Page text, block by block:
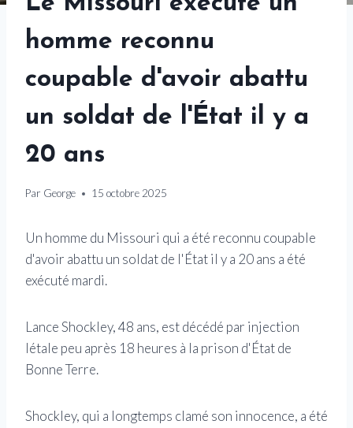
homme reconnu
coupable d'avoir abattu
un soldat de l'État il y a
20 ans
Par George 15 octobre 2025
Un homme du Missouri qui a été reconnu coupable
d'avoir abattu un soldat de l'État il y a 20 ans a été
exécuté mardi.
Lance Shockley, 48 ans, est décédé par injection
létale peu après 18 heures à la prison d'État de
Bonne Terre.
Shockley, qui a longtemps clamé son innocence, a été